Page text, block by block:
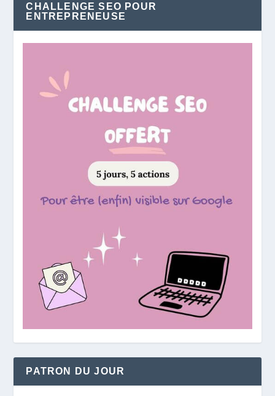
CHALLENGE SEO POUR
ENTREPRENEUSE
PATRON DU JOUR